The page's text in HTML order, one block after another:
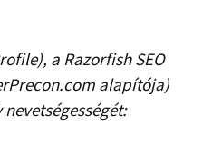
a Razorfish SEO
alapítója)